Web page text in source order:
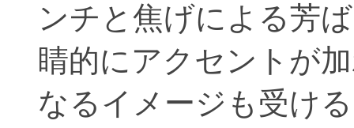
ンチと焦げによる芳
睛的にアクセントが
なるイメージも受け